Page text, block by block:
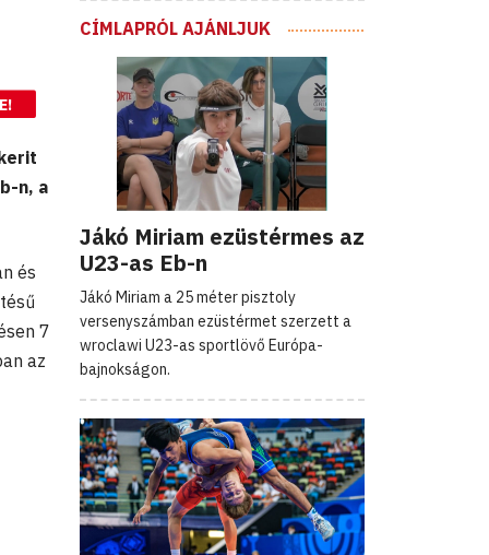
n, a
és
7
az
CÍMLAPRÓL AJÁNLJUK
Jákó Miriam ezüstérmes az
U23-as Eb-n
Jákó Miriam a 25 méter pisztoly
versenyszámban ezüstérmet szerzett a
wroclawi U23-as sportlövő Európa-
bajnokságon.